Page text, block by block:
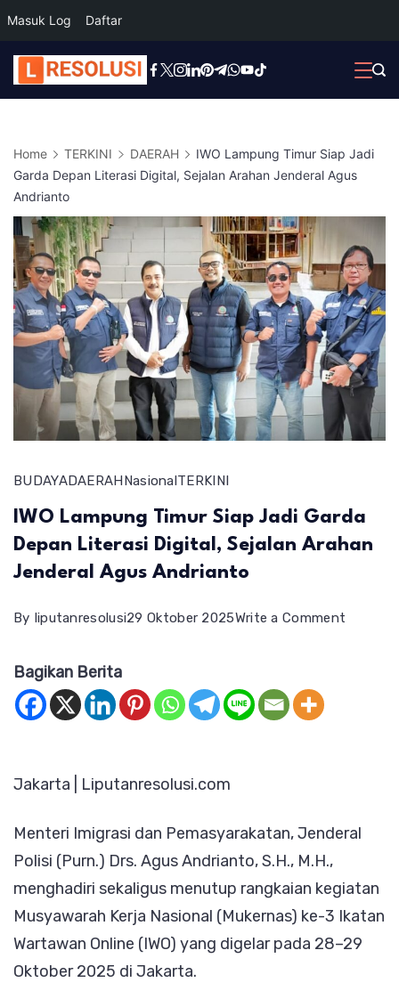
Masuk Log Daftar
Skip
to
Home TERKINI DAERAH
IWO Lampung Timur Siap Jadi
Garda Depan Literasi Digital, Sejalan Arahan Jenderal Agus
Andrianto
BUDAYADAERAHNasionalTERKINI
IWO Lampung Timur Siap Jadi Garda
Depan Literasi Digital, Sejalan Arahan
Jenderal Agus Andrianto
By liputanresolusi29 Oktober 2025Write a Comment
Literasi
Sejalan
Arahan
Jenderal
Bagikan Berita
Jakarta | Liputanresolusi.com
Menteri Imigrasi dan Pemasyarakatan, Jenderal
Polisi (Purn.) Drs. Agus Andrianto, S.H., M.H.,
menghadiri sekaligus menutup rangkaian kegiatan
Musyawarah Kerja Nasional (Mukernas) ke-3 Ikatan
Wartawan Online (IWO) yang digelar pada 28–29
Oktober 2025 di Jakarta.